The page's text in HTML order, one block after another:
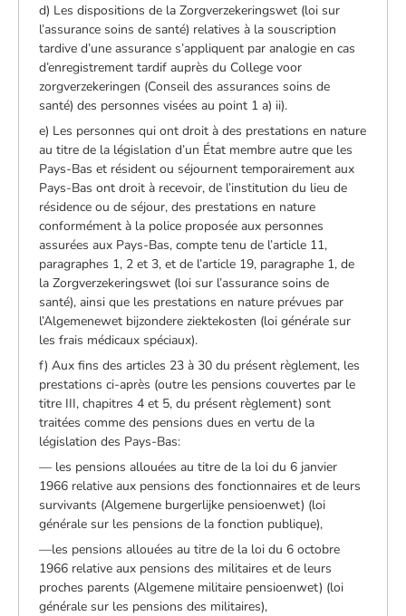
d) Les dispositions de la Zorgverzekeringswet (loi sur
l’assurance soins de santé) relatives à la souscription
tardive d’une assurance s’appliquent par analogie en cas
d’enregistrement tardif auprès du College voor
zorgverzekeringen (Conseil des assurances soins de
santé) des personnes visées au point 1 a) ii).
e) Les personnes qui ont droit à des prestations en nature
au titre de la législation d’un État membre autre que les
Pays-Bas et résident ou séjournent temporairement aux
Pays-Bas ont droit à recevoir, de l’institution du lieu de
résidence ou de séjour, des prestations en nature
conformément à la police proposée aux personnes
assurées aux Pays-Bas, compte tenu de l’article 11,
paragraphes 1, 2 et 3, et de l’article 19, paragraphe 1, de
la Zorgverzekeringswet (loi sur l’assurance soins de
santé), ainsi que les prestations en nature prévues par
l’Algemenewet bijzondere ziektekosten (loi générale sur
les frais médicaux spéciaux).
f) Aux fins des articles 23 à 30 du présent règlement, les
prestations ci-après (outre les pensions couvertes par le
titre III, chapitres 4 et 5, du présent règlement) sont
traitées comme des pensions dues en vertu de la
législation des Pays-Bas:
— les pensions allouées au titre de la loi du 6 janvier
1966 relative aux pensions des fonctionnaires et de leurs
survivants (Algemene burgerlijke pensioenwet) (loi
générale sur les pensions de la fonction publique),
—les pensions allouées au titre de la loi du 6 octobre
1966 relative aux pensions des militaires et de leurs
proches parents (Algemene militaire pensioenwet) (loi
générale sur les pensions des militaires),